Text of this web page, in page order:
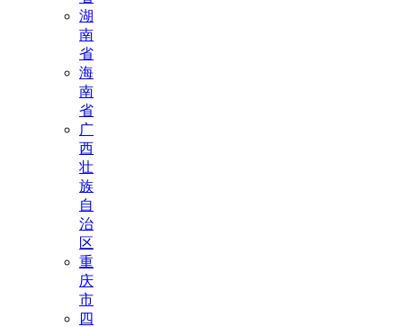
湖
南
省
海
南
省
广
西
壮
族
自
治
区
重
庆
市
四